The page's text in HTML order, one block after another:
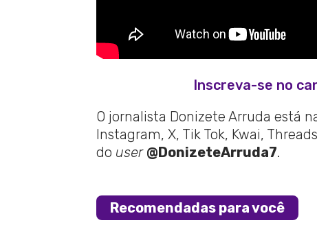
Inscreva-se no
O jornalista Donizete Arruda está
Instagram, X, Tik Tok, Kwai,
do user @DonizeteArruda7.
Recomendadas para você